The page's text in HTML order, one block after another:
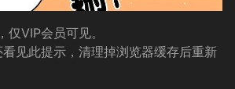
仅VIP会员可见。
见此提示，清理掉浏览器缓存后重新